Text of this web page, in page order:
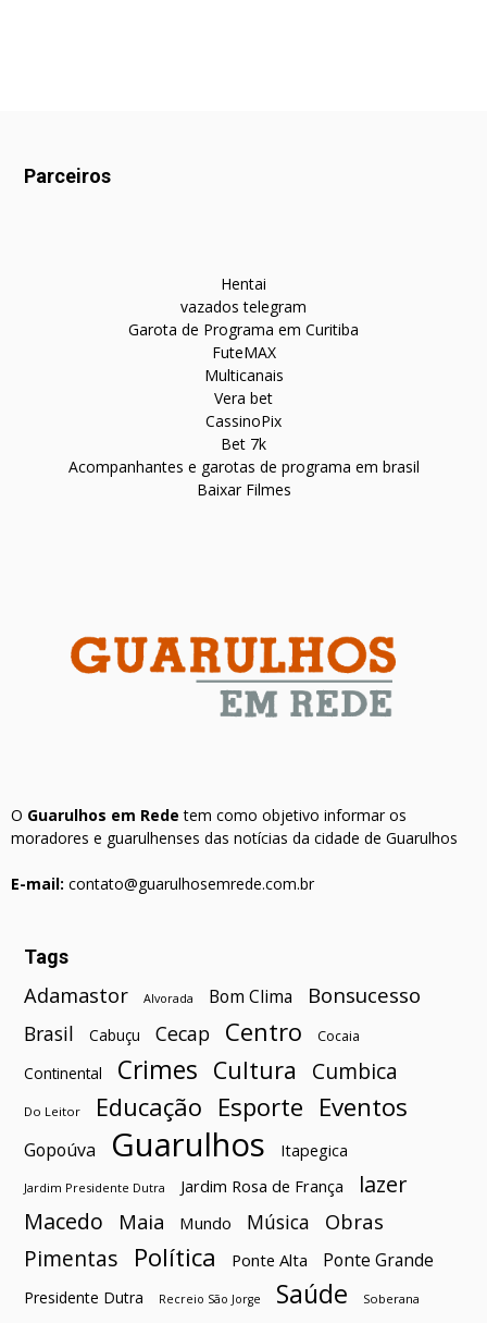
Parceiros
Hentai
vazados telegram
Garota de Programa em Curitiba
FuteMAX
Multicanais
Vera bet
CassinoPix
Bet 7k
Acompanhantes e garotas de programa em brasil
Baixar Filmes
O Guarulhos em Rede tem como objetivo informar os
moradores e guarulhenses das notícias da cidade de Guarulhos
E-mail: contato@guarulhosemrede.com.br
Tags
Adamastor Alvorada Bom Clima Bonsucesso
Brasil Cabuçu Cecap Centro Cocaia
Continental Crimes Cultura Cumbica
Do Leitor Educação Esporte Eventos
Gopoúva Guarulhos Itapegica
Jardim Presidente Dutra Jardim Rosa de França
lazer
Macedo
Maia Mundo Música Obras
Pimentas Política Ponte Alta Ponte Grande
Presidente Dutra Recreio São Jorge Saúde Soberana